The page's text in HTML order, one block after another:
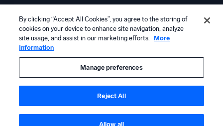
PCI 규정 준수
전체 보기
디지털 고객 경험
도구 통합
—
캘리포니아 개인정보 보호 고지AI 지침한국어
본 콘텐츠는 생성형 인공지능 시스템에 의해 번역되었을 수 있으며 정보
제공 목적으로만 제공됩니다. 부정확성, 오류 또는 편향이 포함될 수 있으
므로, 이에 의존하여 어떠한 조치를 취하기 전에 반드시 독립적인 인간의
검토 및 검증을 거쳐야 합니다.
By clicking “Accept All Cookies”, you agree to the storing of
cookies on your device to enhance site navigation, analyze
site usage, and assist in our marketing efforts.
More
Information
Manage preferences
Reject All
Allow all